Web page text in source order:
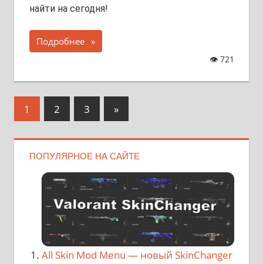
найти на сегодня!
Подробнее
👁 721
Пагинация
1 2 3 Следующий
»
ПОПУЛЯРНОЕ НА САЙТЕ
All Skin Mod Menu — новый SkinChanger